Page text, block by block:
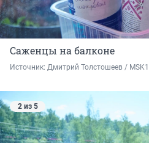
Саженцы на балконе
Источник: Дмитрий Толстошеев /
2 из 5